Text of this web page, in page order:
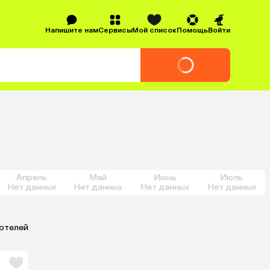
Напишите намСервисыМой списокПомощьВойти
Апрель
Нет данных
Май
Нет данных
Июнь
Нет данных
Июль
Нет данных